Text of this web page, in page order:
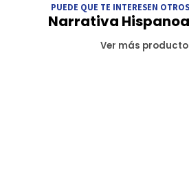
PUEDE QUE TE INTERESEN
Narrativa
Ver más